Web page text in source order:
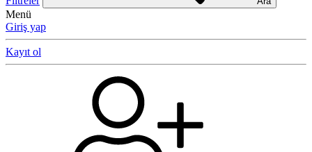
Menü
Giriş yap
Kayıt ol